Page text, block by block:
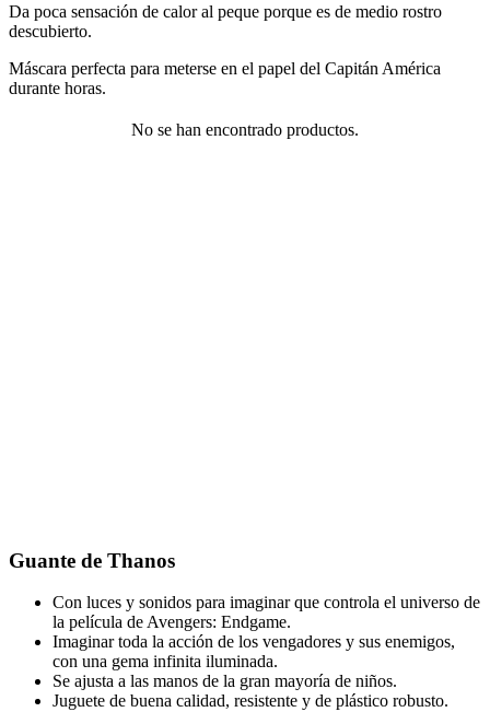
Da poca sensación de calor al peque porque es de medio rostro
descubierto.
Máscara perfecta para meterse en el papel del Capitán América
durante horas.
No se han encontrado productos.
Guante de Thanos
Con luces y sonidos para imaginar que controla el universo de
la película de Avengers: Endgame.
Imaginar toda la acción de los vengadores y sus enemigos,
con una gema infinita iluminada.
Se ajusta a las manos de la gran mayoría de niños.
Juguete de buena calidad, resistente y de plástico robusto.